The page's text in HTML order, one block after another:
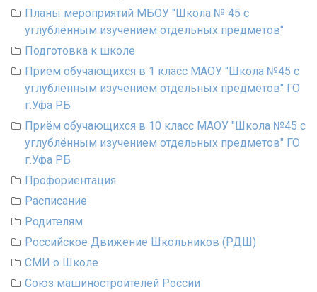
Планы мероприятий МБОУ "Школа № 45 с
углублённым изучением отдельных предметов"
Подготовка к школе
Приём обучающихся в 1 класс МАОУ "Школа №45 с
углублённым изучением отдельных предметов" ГО
г.Уфа РБ
Приём обучающихся в 10 класс МАОУ "Школа №45 с
углублённым изучением отдельных предметов" ГО
г.Уфа РБ
Профориентация
Расписание
Родителям
Российское Движение Школьников (РДШ)
СМИ о Школе
Союз машиностроителей России